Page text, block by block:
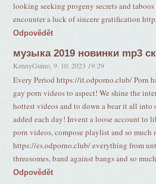
looking seeking progeny secrets and
encounter a luck of sincere gratification
Odpovědět
музыка 2019 новинки mp3
KennyGuino ,9. 10. 2023 19:29
Every Period https://it.odporno.club/ Porn
gay porn videos to aspect! We shine the
hottest videos and to down a bear it all into
added each day! Invent a loose account to
porn videos, compose playlist and so much
https://es.odporno.club/ everything from
threesomes, band against bangs and so
Odpovědět